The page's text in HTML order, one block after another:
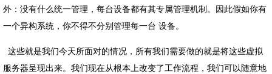
外：没有什么统一管理，每台设备都有其专属管理机制。因此假如你有
一个异构系统，你不得不分别管理每一台 设备。
这些就是我们今天所面对的情况，所有我们需要做的就是将这些虚拟
服务器呈现出来。我们现在从根本上改变了工作流程，我们可以随意地